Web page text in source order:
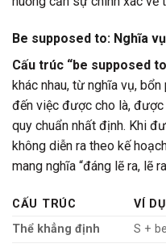
Be supposed to: Nghĩa
Cấu trúc “be supposed
khác nhau, từ nghĩa vụ,
đến việc được cho là,
quy chuẩn nhất định. Khi
không diễn ra theo kế
mang nghĩa “đáng lẽ ra, lẽ
CẤU TRÚC
VÍ DỤ
Thể khẳng định
S +